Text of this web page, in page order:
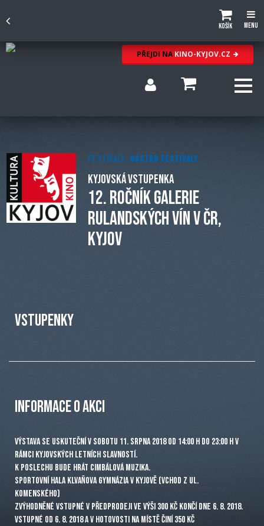
Menu
Košík
PŘEJDI NAKINO-KYJOV.CZ
FESTIVALY/GASTRO FESTIVALY
KYJOVSKÁ VSTUPENKA
12. ROČNÍK GALERIE
RULANDSKÝCH VÍN V ČR,
KYJOV
VSTUPENKY
INFORMACE O AKCI
Výstava se uskuteční v sobotu 11. srpna 2018 od 14:00 h do 23:00 h v
rámci Kyjovských letních slavností.
K poslechu bude hrát cimbálová muzika.
Sportovní hala Klvaňova gymnázia v Kyjově (vchod z ul.
Komenského)
Zvýhodněné vstupné v předprodeji ve výši 300 Kč končí dne 6. 8. 2018.
Vstupné od 6. 8. 2018 a v hotovosti na místě činí 350 Kč